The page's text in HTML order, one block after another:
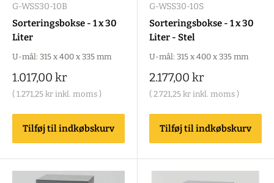
G-WSS30-10B
Sorteringsbokse - 1 x 30
Liter
U-mål: 315 x 400 x 335 mm
Salgspris
1.017,00 kr
( 1.271,25 kr inkl. moms )
Tilføj til indkøbskurv
G-WSS30-10S
Sorteringsbokse - 1 x 30
Liter - Stel
U-mål: 315 x 400 x 335 mm
Salgspris
2.177,00 kr
( 2.721,25 kr inkl. moms )
Tilføj til indkøbskurv